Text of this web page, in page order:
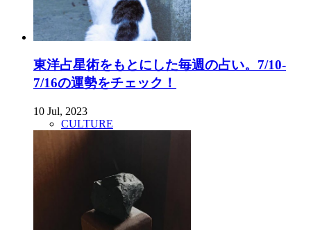
東洋占星術をもとにした毎週の占い。7/10-
7/16の運勢をチェック！
10 Jul, 2023
CULTURE